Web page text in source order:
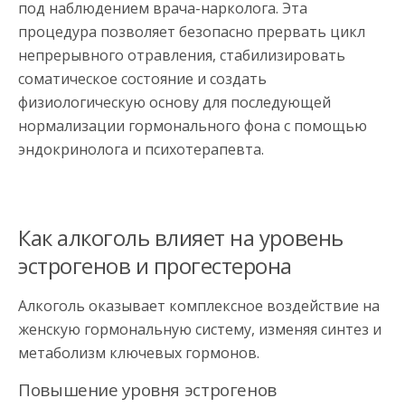
под наблюдением врача-нарколога. Эта
процедура позволяет безопасно прервать цикл
непрерывного отравления, стабилизировать
соматическое состояние и создать
физиологическую основу для последующей
нормализации гормонального фона с помощью
эндокринолога и психотерапевта.
Как алкоголь влияет на уровень
эстрогенов и прогестерона
Алкоголь оказывает комплексное воздействие на
женскую гормональную систему, изменяя синтез и
метаболизм ключевых гормонов.
Повышение уровня эстрогенов